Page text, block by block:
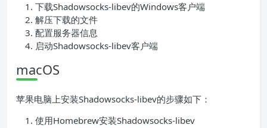
下载Shadowsocks-libev的Windows客户端
解压下载的文件
配置服务器信息
启动Shadowsocks-libev客户端
macOS
苹果电脑上安装Shadowsocks-libev的步骤如下：
使用Homebrew安装Shadowsocks-libev